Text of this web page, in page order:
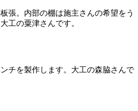
張。内部の棚は施主さんの希望をう
工の粟津さんです。
チを製作します。大工の森脇さんで